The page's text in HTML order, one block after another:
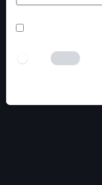
I AM HUMAN